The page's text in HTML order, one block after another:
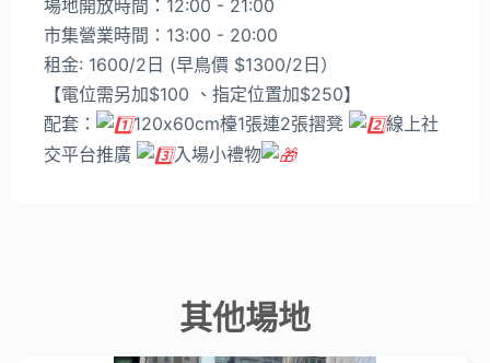
場地開放時間：12:00 - 21:00
市集營業時間：13:00 - 20:00
租金: 1600/2日 (早鳥價 $1300/2日）
【電位需另加$100 、指定位置加$250】
配套：
120x60cm檯1張連2張摺凳
線上社
交平台推廣
入場小禮物
其他場地